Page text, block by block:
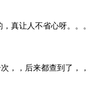
真让人不省心呀。。。
，，后来都查到了，，